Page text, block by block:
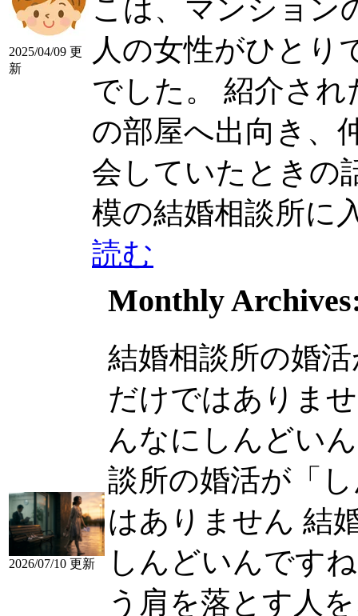
2025/04/09 更
新
こは、マンション
人の女性がひとり
でした。 紹介さ
の部屋へ出向き、
会していたときの
模の結婚相談所に
読む
2026/07/10 更新
Monthly
結婚相談所の婚
だけではありま
んなにしんどい
談所の婚活が「
はありません 結
しんどいんです
う肩を落とす人